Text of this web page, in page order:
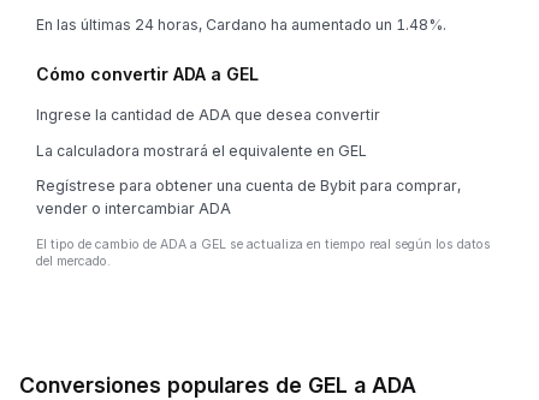
En las últimas 24 horas, Cardano ha aumentado un 1.48%.
Cómo convertir ADA a GEL
Ingrese la cantidad de ADA que desea convertir
La calculadora mostrará el equivalente en GEL
Regístrese para obtener una cuenta de Bybit para comprar,
vender o intercambiar ADA
El tipo de cambio de ADA a GEL se actualiza en tiempo real según los datos
del mercado.
Conversiones populares de GEL a ADA